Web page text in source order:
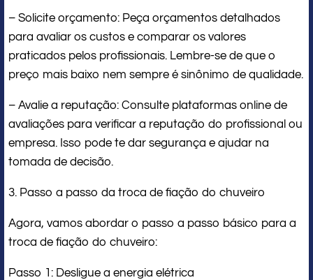
– Solicite orçamento: Peça orçamentos detalhados
para avaliar os custos e comparar os valores
praticados pelos profissionais. Lembre-se de que o
preço mais baixo nem sempre é sinônimo de qualidade.
– Avalie a reputação: Consulte plataformas online de
avaliações para verificar a reputação do profissional ou
empresa. Isso pode te dar segurança e ajudar na
tomada de decisão.
3. Passo a passo da troca de fiação do chuveiro
Agora, vamos abordar o passo a passo básico para a
troca de fiação do chuveiro:
Passo 1: Desligue a energia elétrica